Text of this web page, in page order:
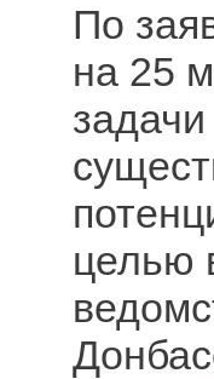
По
на 25
целью